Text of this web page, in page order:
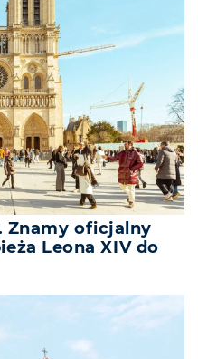
Znamy oficjalny
Leona XIV do